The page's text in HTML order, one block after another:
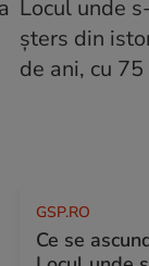
GSP.RO
Ce se